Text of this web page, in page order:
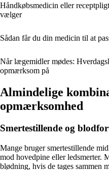
Håndkøbsmedicin eller
vælger
Sådan får du din medicin til at
Når lægemidler mødes:
opmærksom på
Almindelige
opmærksomhed
Smertestillende og
Mange bruger smertestillende
mod hovedpine eller ledsmerter.
blødning, hvis de tages sammen